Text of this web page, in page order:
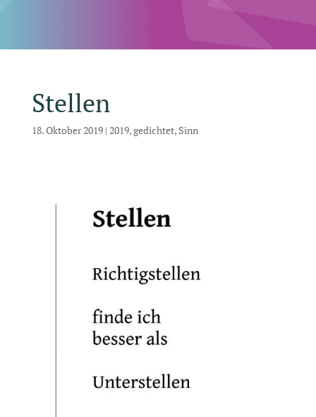
Stellen
18. Oktober 2019| 2019,gedichtet, Sinn